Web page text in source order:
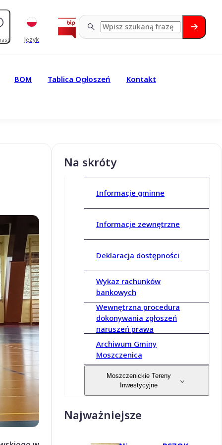
Język
BOM Tablica Ogłoszeń Kontakt
Na skróty
Informacje gminne
Informacje zewnętrzne
Deklaracja dostępności
Wykaz rachunków
bankowych
Wewnętrzna procedura
dokonywania zgłoszeń
naruszeń prawa
Archiwum Gminy
Moszczenica
Moszczenickie Tereny
Inwestycyjne
Najważniejsze